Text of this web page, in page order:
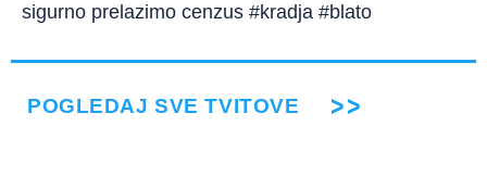
sigurno prelazimo cenzus #kradja #blato
POGLEDAJ SVE TVITOVE